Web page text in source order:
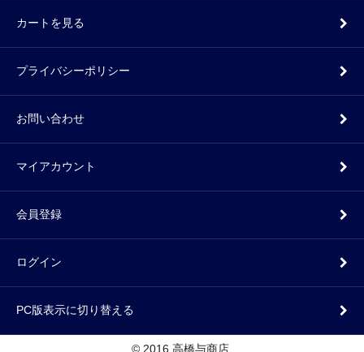
カートを見る
プライバシーポリシー
お問い合わせ
マイアカウント
会員登録
ログイン
PC版表示に切り替える
© 2016 高橋与商店.